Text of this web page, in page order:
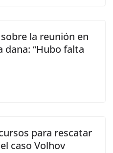
sobre la reunión en
dana: “Hubo falta
para rescatar
caso Volhov